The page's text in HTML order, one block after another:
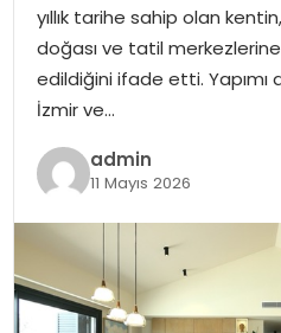
EKONOMI
MAGAZIN
DÜNYA
yıllık tarihe sahip olan
doğası ve tatil merkezlerine
edildiğini ifade etti. Yapımı
İzmir ve…
admin
11 Mayıs 2026